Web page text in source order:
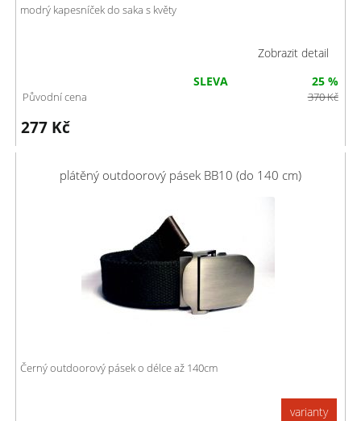
modrý kapesníček do saka s květy
Zobrazit detail
277 Kč
SLEVA 25 %
Původní cena 370Kč
plátěný outdoorový pásek BB10 (do 140 cm)
Černý outdoorový pásek o délce až 140cm
varianty